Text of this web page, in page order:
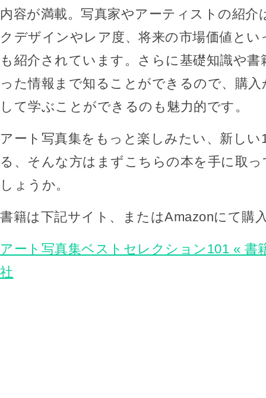
内容が満載。写真家やアーティストの紹介
クデザインやレア度、将来の市場価値と
も紹介されています。さらに基礎知識や書
った情報まで知ることができるので、購
して学ぶことができるのも魅力的です。
アート写真集をもっと楽しみたい、新しい
る、そんな方はまずこちらの本を手に取
しょうか。
書籍は下記サイト、またはAmazonにて購
アート写真集ベストセレクション101 « 書
社